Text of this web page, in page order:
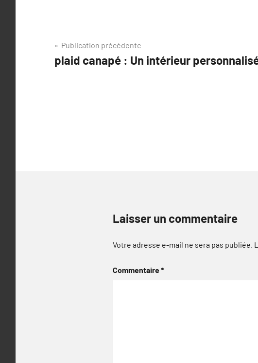
Navigation
de
Publication précédente
plaid canapé : Un intérieur
Laisser un commentaire
Votre adresse e-mail ne sera pas publiée.
Commentaire*